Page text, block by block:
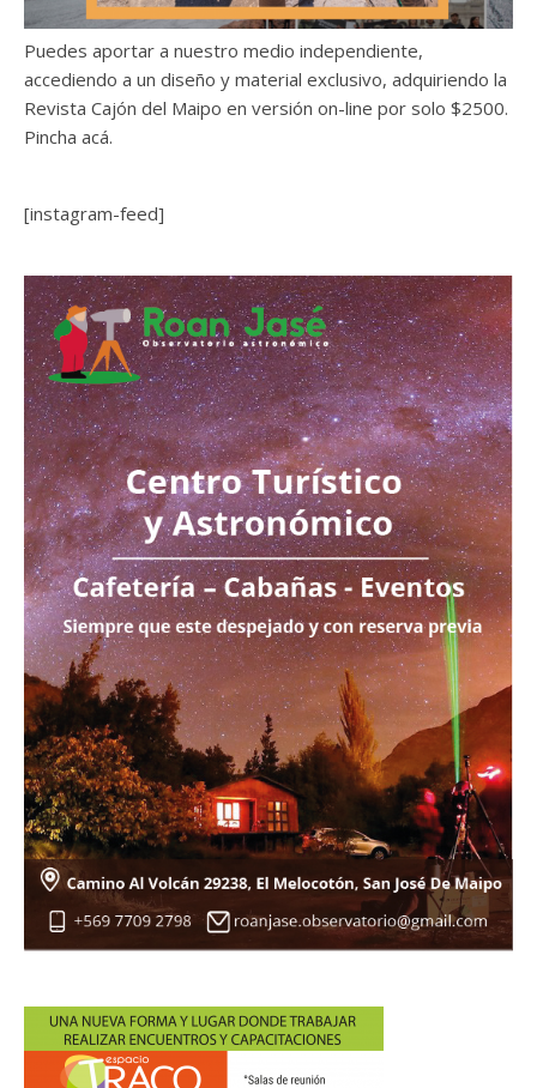
Puedes aportar a nuestro medio independiente,
accediendo a un diseño y material exclusivo, adquiriendo la
Revista Cajón del Maipo en versión on-line por solo $2500.
Pincha acá.
[instagram-feed]